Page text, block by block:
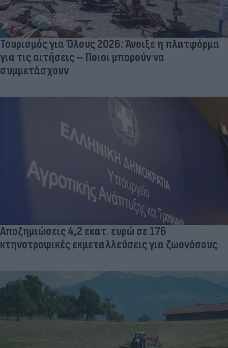
Τουρισμός για Όλους 2026: Άνοιξε η πλατφόρμα
για τις αιτήσεις – Ποιοι μπορούν να
συμμετάσχουν
Αποζημιώσεις 4,2 εκατ. ευρώ σε 176
κτηνοτροφικές εκμεταλλεύσεις για ζωονόσους